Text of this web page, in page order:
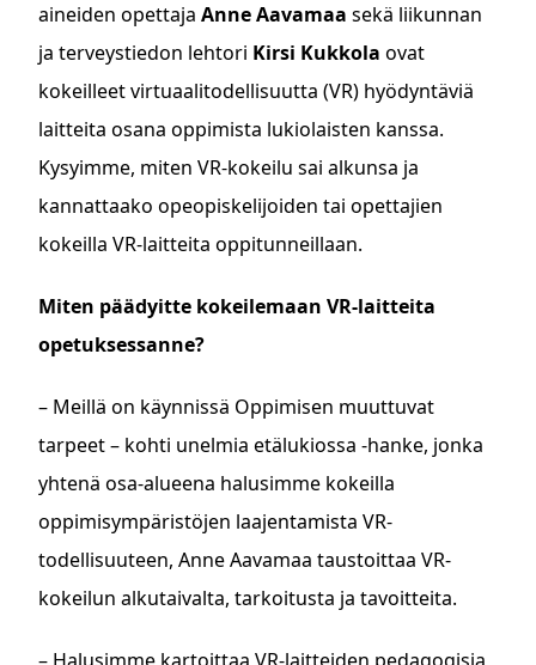
aineiden opettaja Anne Aavamaa sekä liikunnan
ja terveystiedon lehtori Kirsi Kukkola ovat
kokeilleet virtuaalitodellisuutta (VR) hyödyntäviä
laitteita osana oppimista lukiolaisten kanssa.
Kysyimme, miten VR-kokeilu sai alkunsa ja
kannattaako opeopiskelijoiden tai opettajien
kokeilla VR-laitteita oppitunneillaan.
Miten päädyitte kokeilemaan VR-laitteita
opetuksessanne?
– Meillä on käynnissä Oppimisen muuttuvat
tarpeet – kohti unelmia etälukiossa -hanke, jonka
yhtenä osa-alueena halusimme kokeilla
oppimisympäristöjen laajentamista VR-
todellisuuteen, Anne Aavamaa taustoittaa VR-
kokeilun alkutaivalta, tarkoitusta ja tavoitteita.